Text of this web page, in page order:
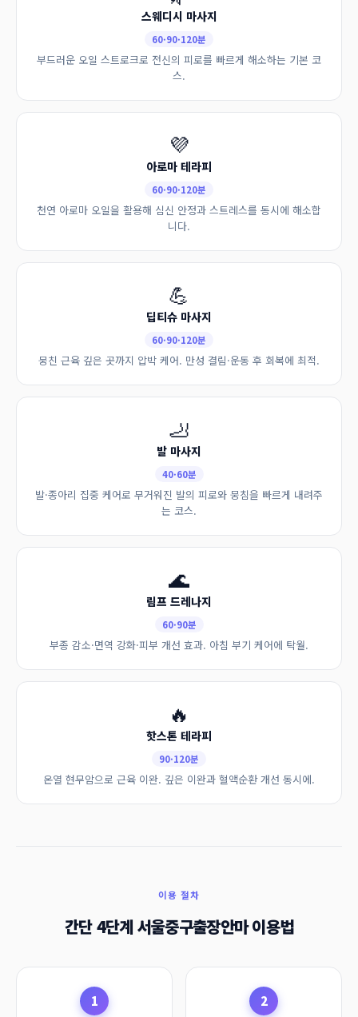
스웨디시 마사지
60·90·120분
부드러운 오일 스트로크로 전신의 피로를 빠르게 해소하는 기본 코
스.
💜
아로마 테라피
60·90·120분
천연 아로마 오일을 활용해 심신 안정과 스트레스를 동시에 해소합
니다.
💪
딥티슈 마사지
60·90·120분
뭉친 근육 깊은 곳까지 압박 케어. 만성 결림·운동 후 회복에 최적.
🦶
발 마사지
40·60분
발·종아리 집중 케어로 무거워진 발의 피로와 뭉침을 빠르게 내려주
는 코스.
🌊
림프 드레나지
60·90분
부종 감소·면역 강화·피부 개선 효과. 아침 부기 케어에 탁월.
🔥
핫스톤 테라피
90·120분
온열 현무암으로 근육 이완. 깊은 이완과 혈액순환 개선 동시에.
이용 절차
간단 4단계 서울중구출장안마 이용법
1 2